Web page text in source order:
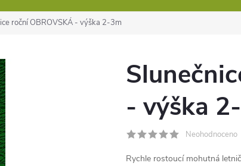
roční OBROVSKÁ - výška 2-3m
- výška
Neohodnoceno
Rychle rostoucí mohutná